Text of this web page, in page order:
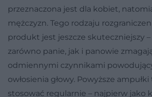
przeznaczona jest dla kobiet,
mężczyzn. Tego rodzaju
produkt jest jeszcze skuteczniejszy
zarówno panie, jak i panowie
odmiennymi czynnikami
owłosienia głowy. Powyższe
stosować regularnie – najpierw jako